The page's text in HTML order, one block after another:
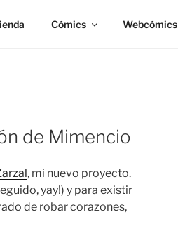
Cómics Webcómics
de Mimencio
, mi nuevo proyecto.
yay!) y para existir
de robar corazones,